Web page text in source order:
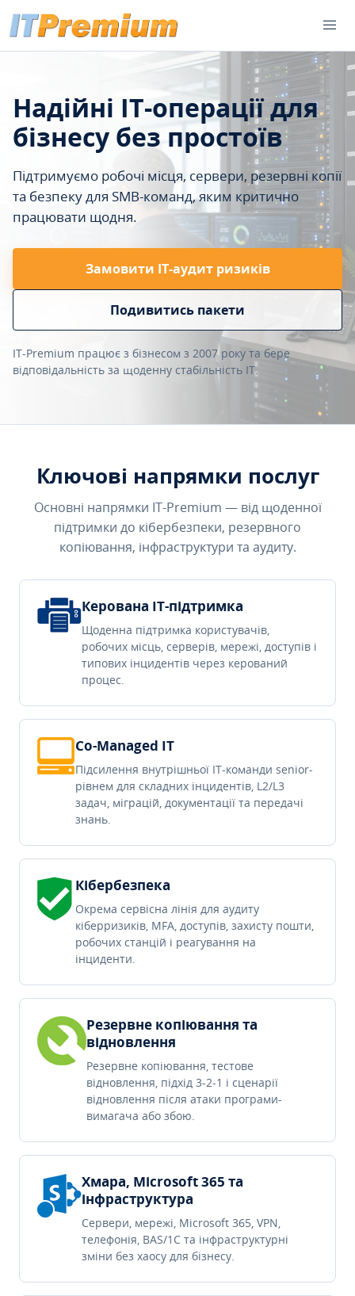
Надійні IT-операції для
бізнесу без простоїв
Підтримуємо робочі місця, сервери, резервні копії
та безпеку для SMB-команд, яким критично
працювати щодня.
Замовити ІТ-аудит ризиків
Подивитись пакети
IT-Premium працює з бізнесом з 2007 року та бере
відповідальність за щоденну стабільність IT.
Ключові напрямки послуг
Основні напрямки IT-Premium — від щоденної
підтримки до кібербезпеки, резервного
копіювання, інфраструктури та аудиту.
Керована IT-підтримка
Щоденна підтримка користувачів,
робочих місць, серверів, мережі, доступів і
типових інцидентів через керований
процес.
Co-Managed IT
Підсилення внутрішньої IT-команди senior-
рівнем для складних інцидентів, L2/L3
задач, міграцій, документації та передачі
знань.
Кібербезпека
Окрема сервісна лінія для аудиту
кіберризиків, MFA, доступів, захисту пошти,
робочих станцій і реагування на
інциденти.
Резервне копіювання та
відновлення
Резервне копіювання, тестове
відновлення, підхід 3-2-1 і сценарії
відновлення після атаки програми-
вимагача або збою.
Хмара, Microsoft 365 та
інфраструктура
Сервери, мережі, Microsoft 365, VPN,
телефонія, BAS/1C та інфраструктурні
зміни без хаосу для бізнесу.